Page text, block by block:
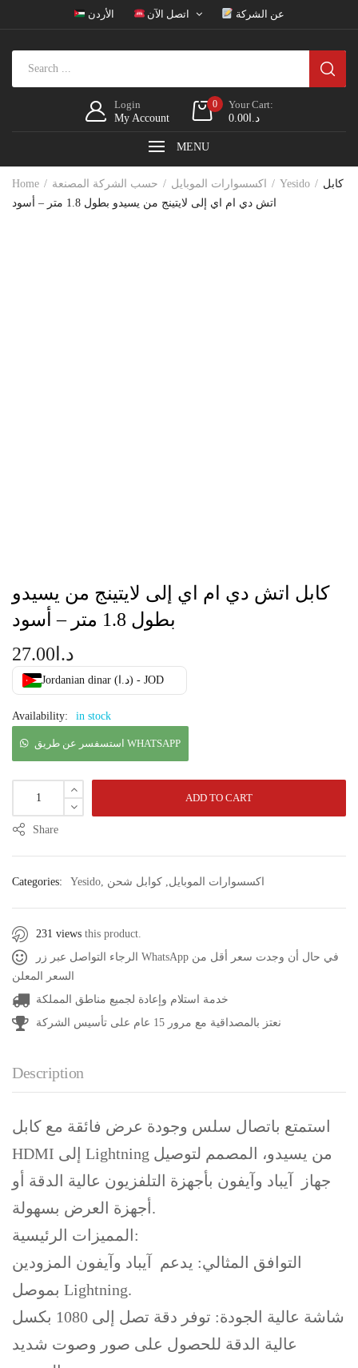
الأردن اتصل الآن عن الشركة
Login
My Account
0
Your Cart:
د.ا0.00
MENU
Home اكسسوارات الموبايل حسب الشركة المصنعة Yesido
كابل
اتش دي ام اي إلى لايتينج من يسيدو بطول 1.8 متر – أسود
كابل اتش دي ام اي إلى لايتينج من يسيدو
بطول 1.8 متر – أسود
د.ا 27.00
Jordanian dinar (د.ا) - JOD
Availability: in stock
استسفسر عن طريق WHATSAPP
ADD TO CART
Share
Categories: Yesido, اكسسوارات الموبايل, كوابل شحن
231 views this product.
الرجاء التواصل عبر زر WhatsApp في حال أن وجدت سعر أقل من
السعر المعلن
خدمة استلام وإعادة لجميع مناطق المملكة
نعتز بالمصداقية مع مرور 15 عام على تأسيس الشركة
Description
استمتع باتصال سلس وجودة عرض فائقة مع كابل
HDMI إلى Lightning من يسيدو، المصمم لتوصيل
جهاز آيباد وآيفون بأجهزة التلفزيون عالية الدقة أو
أجهزة العرض بسهولة.
المميزات الرئيسية:
التوافق المثالي: يدعم آيباد وآيفون المزودين
بموصل Lightning.
شاشة عالية الجودة: توفر دقة تصل إلى 1080 بكسل
عالية الدقة للحصول على صور وصوت شديد